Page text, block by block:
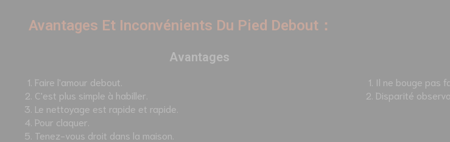
Avantages Et Inconvénients Du Pied Debout：
Avantages
Faire l'amour debout.
C'est plus simple à habiller.
Le nettoyage est rapide et rapide.
Pour claquer.
Tenez-vous droit dans la maison.
Il ne bouge pas
Disparité